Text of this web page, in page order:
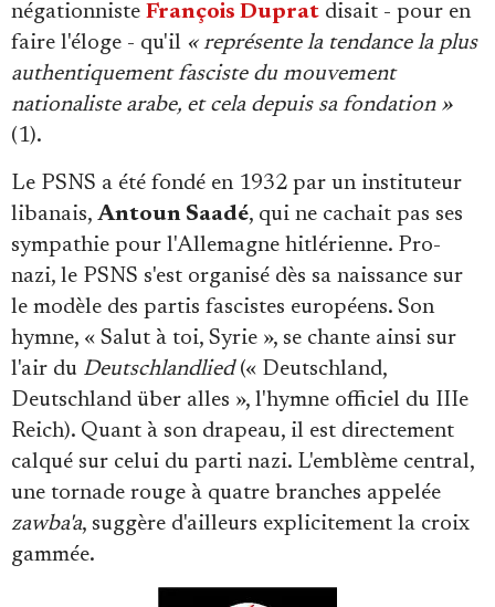
négationniste François Duprat disait - pour en
faire l'éloge - qu'il « représente la tendance la plus
authentiquement fasciste du mouvement
nationaliste arabe, et cela depuis sa fondation »
(1).
Le PSNS a été fondé en 1932 par un instituteur
libanais, Antoun Saadé, qui ne cachait pas ses
sympathie pour l'Allemagne hitlérienne. Pro-
nazi, le PSNS s'est organisé dès sa naissance sur
le modèle des partis fascistes européens. Son
hymne, « Salut à toi, Syrie », se chante ainsi sur
l'air du Deutschlandlied(« Deutschland,
Deutschland über alles », l'hymne officiel du IIIe
Reich). Quant à son drapeau, il est directement
calqué sur celui du parti nazi. L'emblème central,
une tornade rouge à quatre branches appelée
zawba'a, suggère d'ailleurs explicitement la croix
gammée.